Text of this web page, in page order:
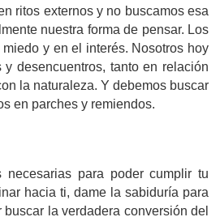
ritos externos y no buscamos esa
nuestra forma de pensar. Los
y en el interés. Nosotros hoy
desencuentros, tanto en relación
la naturaleza. Y debemos buscar
en parches y remiendos.
para poder cumplir tu
hacia ti, dame la sabiduría para
la verdadera conversión del